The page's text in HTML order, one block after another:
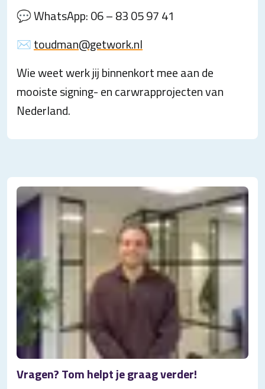
💬 WhatsApp: 06 – 83 05 97 41
✉️toudman@getwork.nl
Wie weet werk jij binnenkort mee aan de
mooiste signing- en carwrapprojecten van
Nederland.
Vragen? Tom helpt je graag verder!